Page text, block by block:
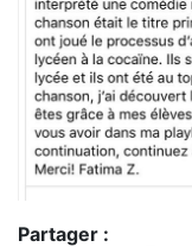
Partager :